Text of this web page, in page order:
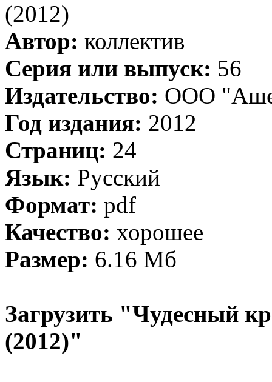
(2012)
Автор: коллектив
Серия или выпуск: 56
Издательство: ООО
Год издания: 2012
Страниц: 24
Язык: Русский
Формат: pdf
Качество: хорошее
Размер: 6.16 Мб
Загрузить "Чудесный
(2012)"